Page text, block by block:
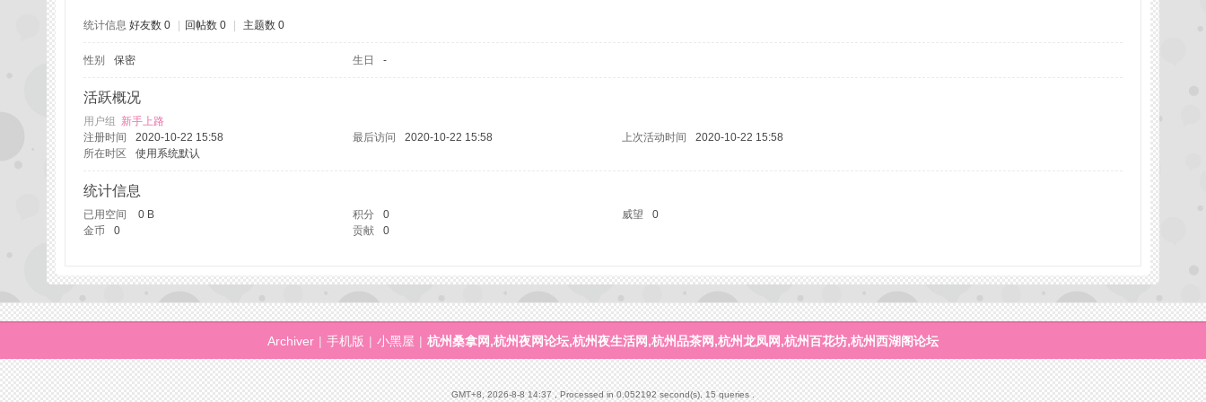
统计信息 好友数 0 回帖数 0 主题数 0
性别 保密 生日 -
活跃概况
用户组 新手上路
注册时间
2020-10-22 15:58 最后访问 2020-10-22 15:58 上次活动时间
2020-10-22 15:58
所在时区
使用系统默认
统计信息
已用空间 0 B 积分 0 威望
0
金币
0 贡献 0
Archiver | 手机版 | 小黑屋 | 杭州桑拿网,杭州夜网论坛,杭州夜生活网,杭州品茶网,杭州龙凤网,杭州百花坊,杭州西湖阁论坛
GMT+8, 2026-8-8 14:37 , Processed in 0.052192 second(s), 15 queries .